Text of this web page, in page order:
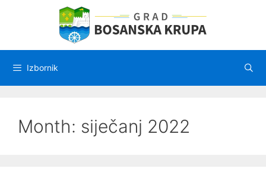
Izbornik
Month: siječanj 2022